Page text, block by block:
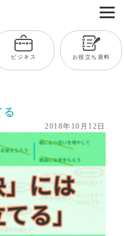
ビジネス お役立ち資料
る
2018年10月12日